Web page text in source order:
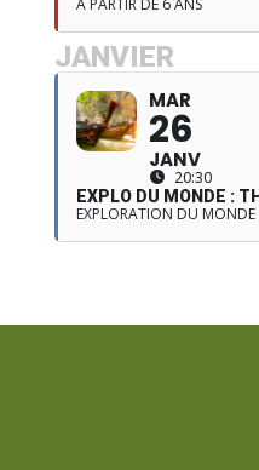
À PARTIR DE 6 ANS
JANVIER
MAR
26
JANV
20:30
EXPLO DU MONDE :
EXPLORATION DU